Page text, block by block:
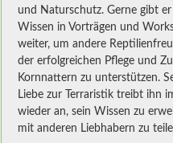
und Naturschutz. Gerne gibt er
Wissen in Vorträgen und
weiter, um andere
der erfolgreichen Pflege und
Kornnattern zu unterstützen.
Liebe zur Terraristik treibt ihn
wieder an, sein Wissen zu
mit anderen Liebhabern zu